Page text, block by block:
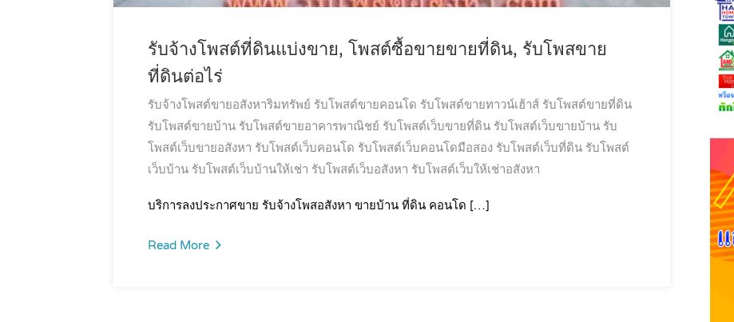
รับจ้างโพสต์ที่ดินแบ่งขาย, โพสต์ซื้อขายขายที่ดิน, รับโพสขาย
ที่ดินต่อไร่
รับจ้างโพสต์ขายอสังหาริมทรัพย์ รับโพสต์ขายคอนโด รับโพสต์ขายทาวน์เฮ้าส์ รับโพสต์ขายที่ดิน
รับโพสต์ขายบ้าน รับโพสต์ขายอาคารพาณิชย์ รับโพสต์เว็บขายที่ดิน รับโพสต์เว็บขายบ้าน รับ
โพสต์เว็บขายอสังหา รับโพสต์เว็บคอนโด รับโพสต์เว็บคอนโดมือสอง รับโพสต์เว็บที่ดิน รับโพสต์
เว็บบ้าน รับโพสต์เว็บบ้านให้เช่า รับโพสต์เว็บอสังหา รับโพสต์เว็บให้เช่าอสังหา
บริการลงประกาศขาย รับจ้างโพสอสังหา ขายบ้าน ที่ดิน คอนโด […]
Read More